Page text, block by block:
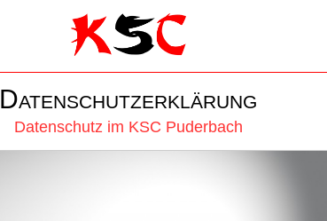
Datenschutzerklärung
Datenschutz im KSC Puderbach